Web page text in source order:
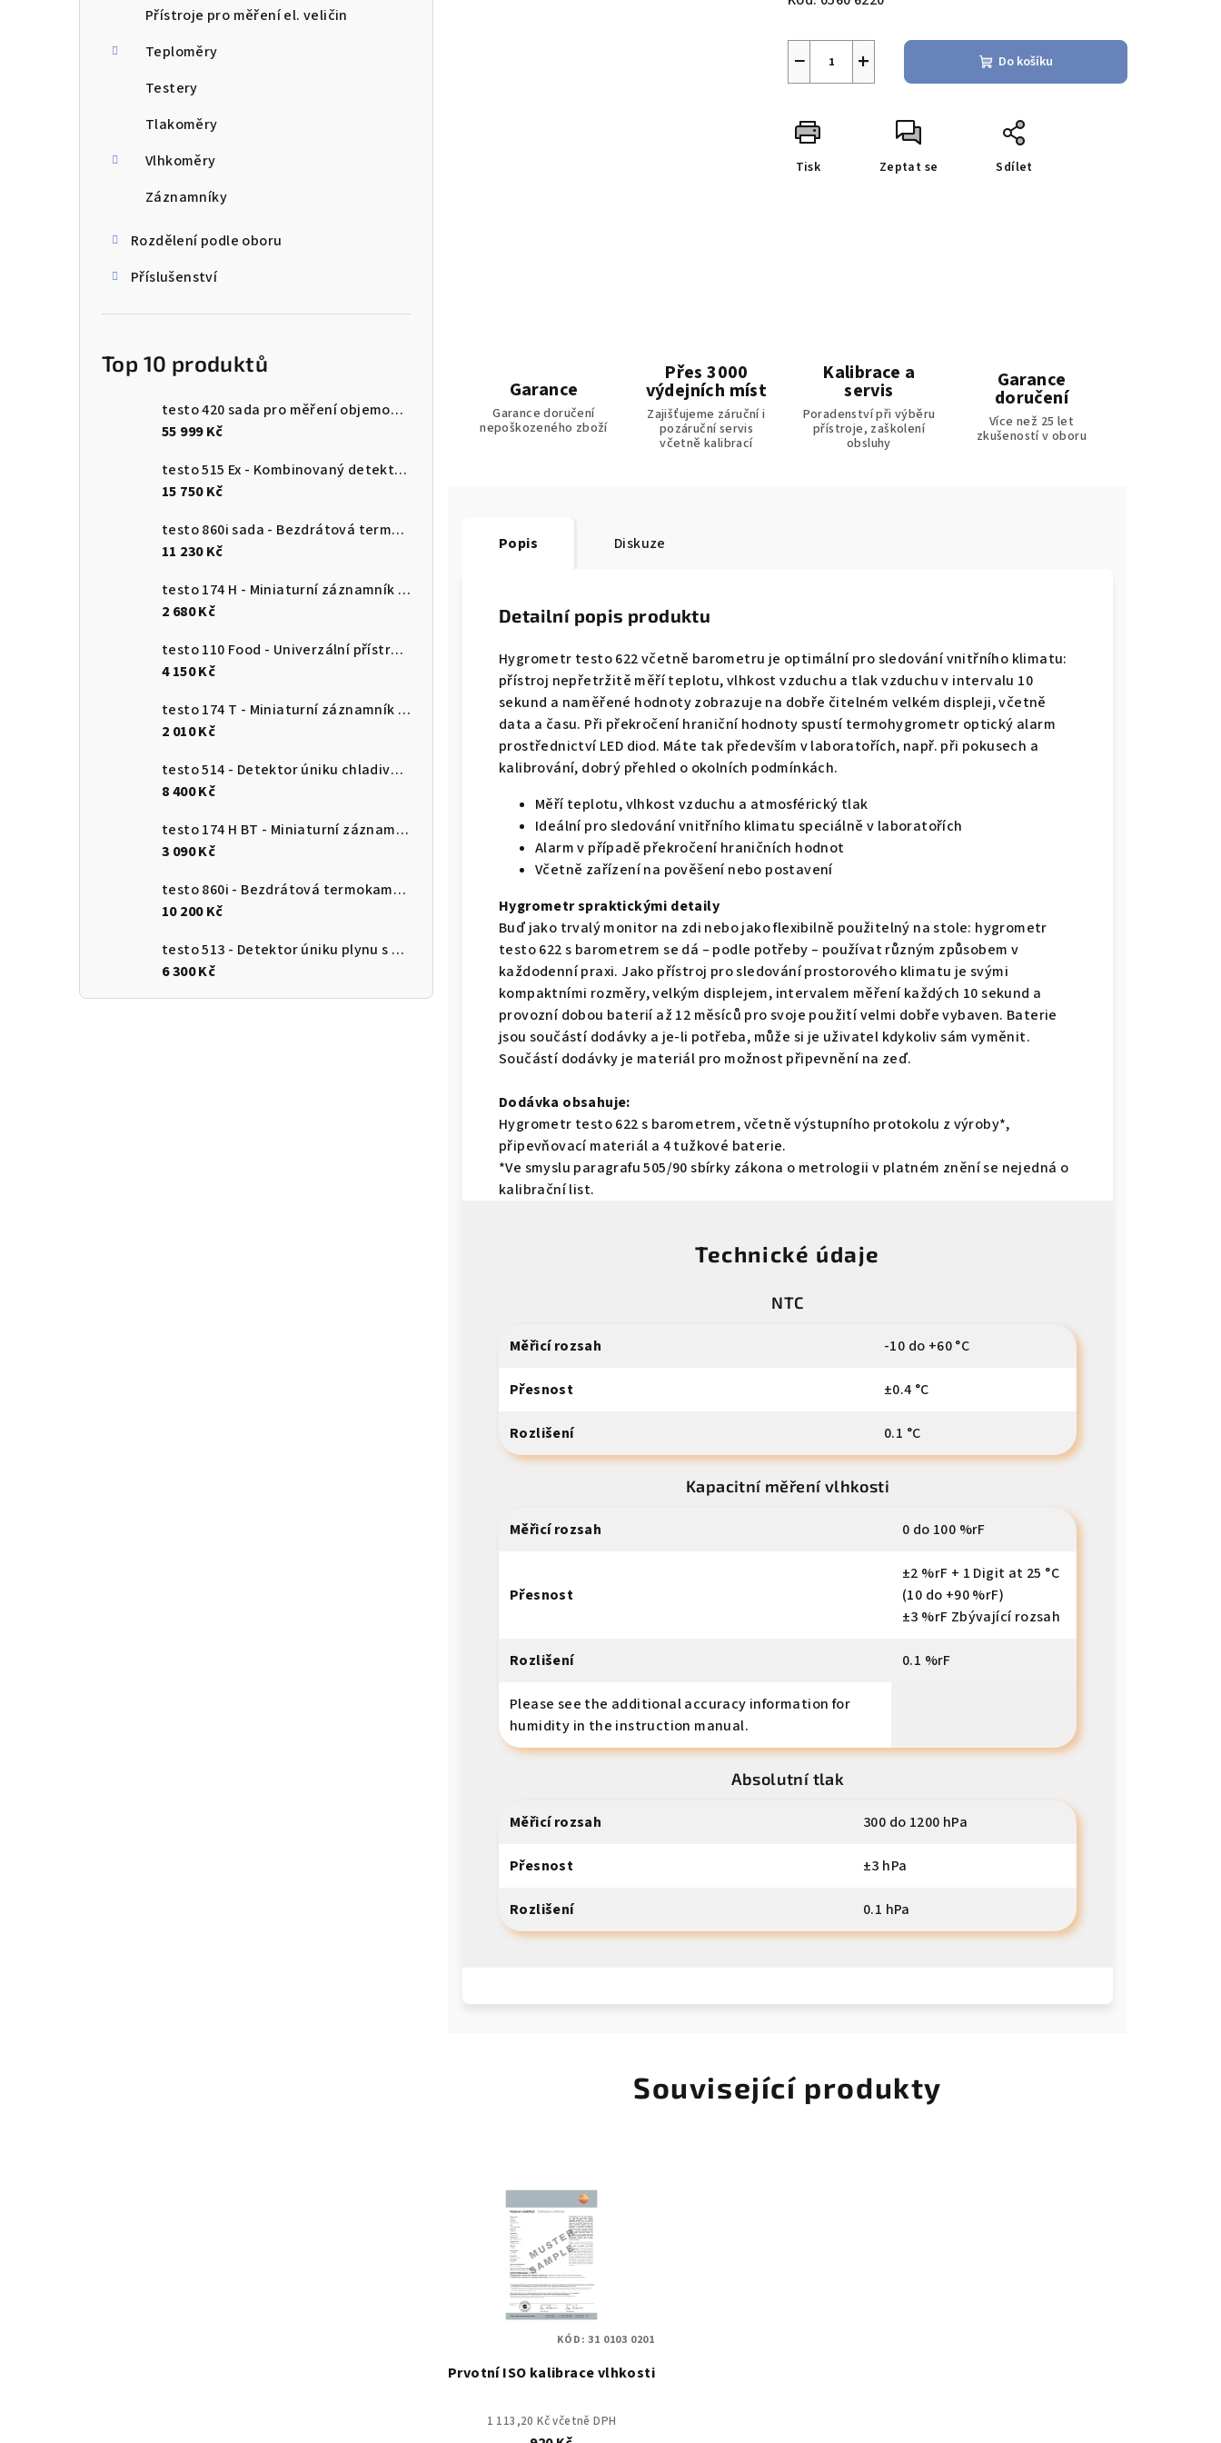
Přístroje pro měření el. veličin
Teploměry
Testery
Tlakoměry
Vlhkoměry
Záznamníky
Rozdělení podle oboru
Příslušenství
Top 10 produktů
testo 420 sada pro měření objemového průtoku
55 999 Kč
testo 515 Ex - Kombinovaný detektor úniku
15 750 Kč
testo 860i sada - Bezdrátová termokamera pro chytré telefony
11 230 Kč
testo 174 H - Miniaturní záznamník pro měření teploty a vlhkosti s USB-C a softwarem pro PC
2 680 Kč
testo 110 Food - Univerzální přístroj pro měření teploty s připojením k aplikaci
4 150 Kč
testo 174 T - Miniaturní záznamník teploty s USB-C a softwarem pro PC
2 010 Kč
testo 514 - Detektor úniku chladiva s ohebnou sondou
8 400 Kč
testo 174 H BT - Miniaturní záznamník pro měření teploty a vlhkosti s Bluetooth a připojením k aplikaci
3 090 Kč
testo 860i - Bezdrátová termokamera pro chytré telefony
10 200 Kč
testo 513 - Detektor úniku plynu s ohebnou sondou
6 300 Kč
+
− Do košíku
Tisk Zeptat se Sdílet
Garance
Garance doručení
nepoškozeného zboží
Přes 3000
výdejních míst
Zajišťujeme záruční i
pozáruční servis
včetně kalibrací
Kalibrace a
servis
Poradenství při výběru
přístroje, zaškolení
obsluhy
Garance
doručení
Více než 25 let
zkušeností v oboru
Popis Diskuze
Detailní popis produktu
Hygrometr testo 622 včetně barometru je optimální pro sledování vnitřního klimatu:
přístroj nepřetržitě měří teplotu, vlhkost vzduchu a tlak vzduchu v intervalu 10
sekund a naměřené hodnoty zobrazuje na dobře čitelném velkém displeji, včetně
data a času. Při překročení hraniční hodnoty spustí termohygrometr optický alarm
prostřednictví LED diod. Máte tak především v laboratořích, např. při pokusech a
kalibrování, dobrý přehled o okolních podmínkách.
Měří teplotu, vlhkost vzduchu a atmosférický tlak
Ideální pro sledování vnitřního klimatu speciálně v laboratořích
Alarm v případě překročení hraničních hodnot
Včetně zařízení na pověšení nebo postavení
Hygrometr spraktickými detaily
Buď jako trvalý monitor na zdi nebo jako flexibilně použitelný na stole: hygrometr
testo 622 s barometrem se dá – podle potřeby – používat různým způsobem v
každodenní praxi. Jako přístroj pro sledování prostorového klimatu je svými
kompaktními rozměry, velkým displejem, intervalem měření každých 10 sekund a
provozní dobou baterií až 12 měsíců pro svoje použití velmi dobře vybaven. Baterie
jsou součástí dodávky a je-li potřeba, může si je uživatel kdykoliv sám vyměnit.
Součástí dodávky je materiál pro možnost připevnění na zeď.
Dodávka obsahuje:
Hygrometr testo 622 s barometrem, včetně výstupního protokolu z výroby*,
připevňovací materiál a 4 tužkové baterie.
*Ve smyslu paragrafu 505/90 sbírky zákona o metrologii v platném znění se nejedná o
kalibrační list.
Technické údaje
NTC
Měřicí rozsah -10 do +60 °C
Přesnost ±0.4 °C
Rozlišení 0.1 °C
Kapacitní měření vlhkosti
Měřicí rozsah 0 do 100 %rF
Přesnost
±2 %rF + 1 Digit at 25 °C
(10 do +90 %rF)
±3 %rF Zbývající rozsah
Rozlišení 0.1 %rF
Please see the additional accuracy information for
humidity in the instruction manual.
Absolutní tlak
Měřicí rozsah 300 do 1200 hPa
Přesnost ±3 hPa
Rozlišení 0.1 hPa
Související produkty
Prvotní ISO kalibrace vlhkosti
1 113,20 Kč včetně DPH
KÓD:31 0103 0201